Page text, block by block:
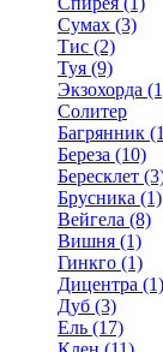
Сумах (3)
Тис (2)
Туя (9)
Экзохорда
Солитер
Багрянник
Береза (10)
Бересклет
Брусника (1)
Вейгела (8)
Вишня (1)
Гинкго (1)
Дицентра (1)
Дуб (3)
Ель (17)